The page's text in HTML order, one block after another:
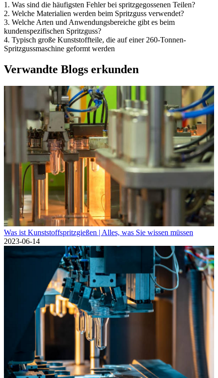
1. Was sind die häufigsten Fehler bei spritzgegossenen Teilen?
2. Welche Materialien werden beim Spritzguss verwendet?
3. Welche Arten und Anwendungsbereiche gibt es beim
kundenspezifischen Spritzguss?
4. Typisch große Kunststoffteile, die auf einer 260-Tonnen-
Spritzgussmaschine geformt werden
Verwandte Blogs erkunden
Was ist Kunststoffspritzgießen | Alles, was Sie wissen müssen
2023-06-14